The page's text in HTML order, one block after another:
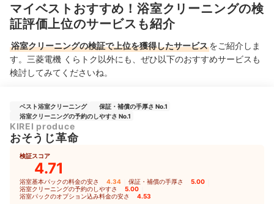
マイベストおすすめ！浴室クリーニングの検
証評価上位のサービスも紹介
浴室クリーニングの検証で上位を獲得したサービスをご紹介しま
す。三菱電機 くらトク以外にも、ぜひ以下のおすすめサービスも
検討してみてくださいね。
ベスト浴室クリーニング
保証・補償の手厚さ No.1
浴室クリーニングの予約のしやすさ No.1
KIREI produce
おそうじ革命
検証スコア
4.71
浴室基本パックの料金の安さ 4.34 保証・補償の手厚さ 5.00
浴室クリーニングの予約のしやすさ 5.00
浴室パックのオプション込み料金の安さ 4.53